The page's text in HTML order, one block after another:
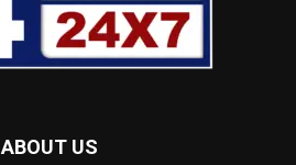
ABOUT US